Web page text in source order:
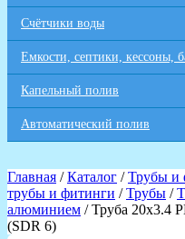
Счётчики воды
Емкости, септики, кессоны,
Капельный полив
Автоматический полив
Главная /Каталог /Трубы и
трубы и фитинги /Трубы /
алюминием / Труба 20х3.4
(SDR 6)